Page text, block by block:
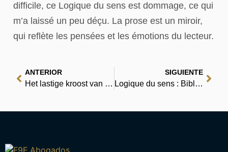
difficile, ce Logique du sens est dommage, ce qui
m’a laissé un peu déçu. La prose est un miroir,
qui reflète les pensées et les émotions du lecteur.
ANTERIOR
Het lastige kroost van kardinaal Guzman : Ontdek leeservaringen nu gratis
SIGUIENTE
Logique du sens : Bibliothèque